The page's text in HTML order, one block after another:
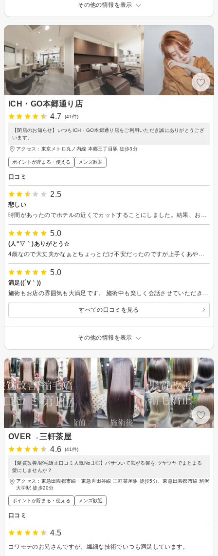
その他の情報を表示
ICH・GO本郷通り店
4.7
(41件)
【閉店のお知らせ】いつもICH・GO本郷通り店をご利用いただき誠にありがとうござ
います。
アクセス：東京メトロ丸ノ内線 本郷三丁目駅 徒歩3分
ポイントが貯まる・使える メンズ歓迎
口コミ
2.5
悲しい
5.0
(人''▽｀)ありがとう☆
5.0
満足((´∀｀))
すべての口コミを見る
その他の情報を表示
OVER→三軒茶屋
4.6
(41件)
【髪質改善/縮毛矯正口コミ人気No.1◎】パサついて広がる髪を,ツヤツヤでまとまる
髪にしませんか？
アクセス：東急田園都市線・東急世田谷線 三軒茶屋駅 徒歩5分、東急田園都市線 駒沢
大学駅 徒歩20分
ポイントが貯まる・使える メンズ歓迎
口コミ
4.5
コワモテのお兄さんですが、繊細な技術でいつも満足しています。